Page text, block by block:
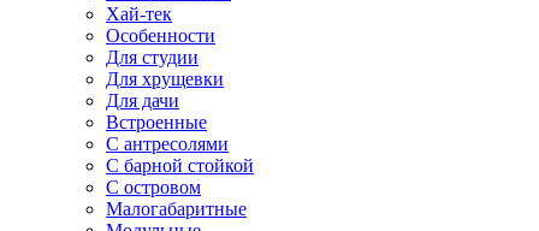
Хай-тек
Особенности
Для студии
Для хрущевки
Для дачи
Встроенные
С антресолями
С барной стойкой
С островом
Малогабаритные